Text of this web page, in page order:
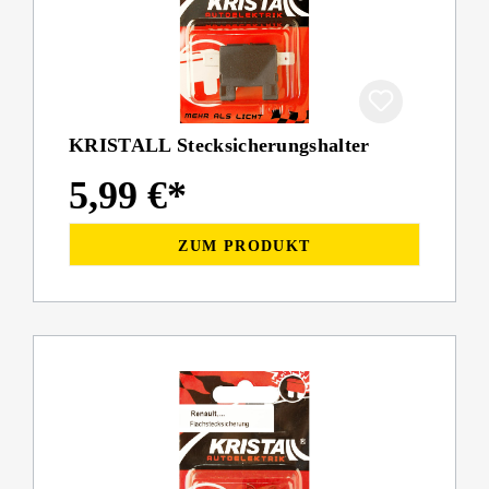
KRISTALL Stecksicherungshalter
5,99 €*
ZUM PRODUKT